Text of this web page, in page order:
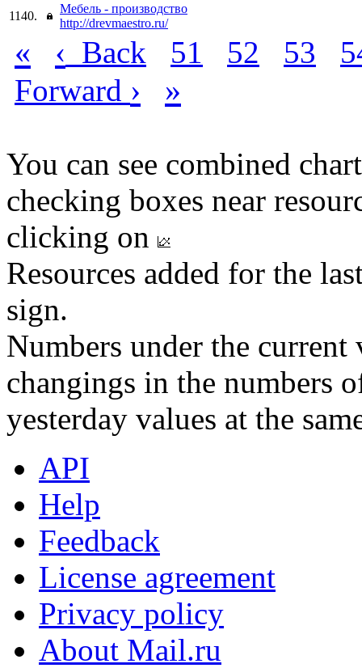
1140.
Мебель - производство
http://drevmaestro.ru/
« ‹ Back 51 52 53
Forward › »
You can see combined
checking boxes near
clicking on
Resources added for the
sign.
Numbers under the
changings in the numbers
yesterday values at the
API
Help
Feedback
License agreement
Privacy policy
About Mail.ru